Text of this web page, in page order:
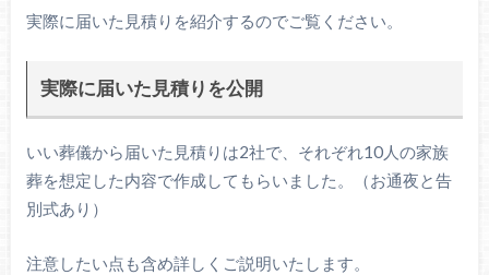
実際に届いた見積りを紹介するのでご覧ください。
実際に届いた見積りを公開
いい葬儀から届いた見積りは2社で、それぞれ10人の家族
葬を想定した内容で作成してもらいました。（お通夜と告
別式あり）
注意したい点も含め詳しくご説明いたします。